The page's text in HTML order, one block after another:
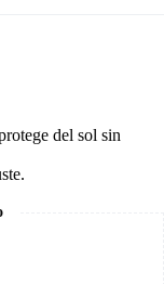
del sol sin